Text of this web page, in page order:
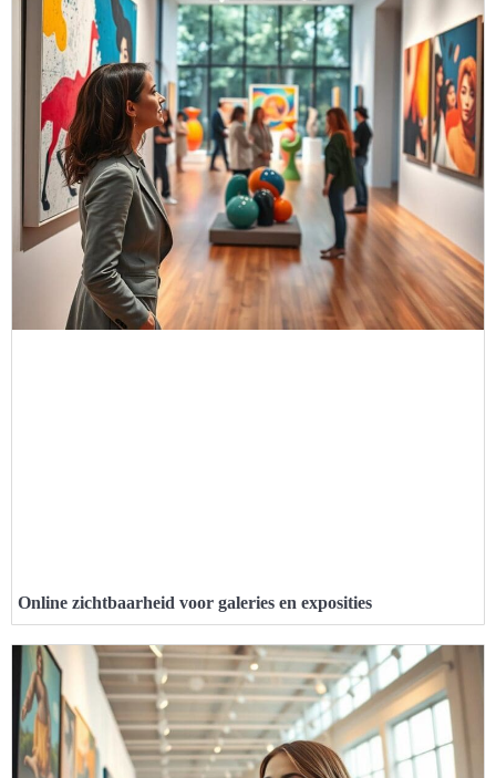
Online zichtbaarheid voor galeries en exposities